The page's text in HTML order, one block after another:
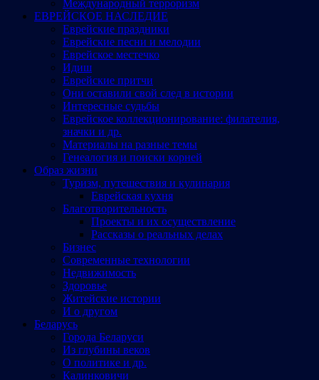
Международный терроризм
ЕВРЕЙСКОЕ НАСЛЕДИЕ
Еврейские праздники
Еврейские песни и мелодии
Еврейское местечко
Идиш
Еврейские притчи
Они оставили свой след в истории
Интересные судьбы
Еврейское коллекционирование: филателия,
значки и др.
Материалы на разные темы
Генеалогия и поиски корней
Образ жизни
Туризм, путешествия и кулинария
Еврейская кухня
Благотворительность
Проекты и их осуществление
Рассказы о реальных делах
Бизнес
Современные технологии
Недвижимость
Здоровье
Житейские истории
И о другом
Беларусь
Города Беларуси
Из глубины веков
О политике и др.
Калинковичи